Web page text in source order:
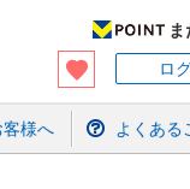
ロ
様へ よくある